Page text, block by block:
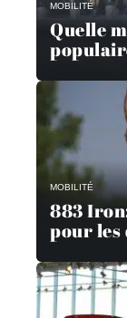
MOBILITÉ
Quelle
MOBILITÉ
883
pour les